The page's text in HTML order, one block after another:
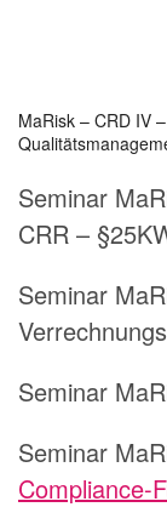
MaRisk – CRD IV
Seminar
CRR –
Seminar
Seminar
Seminar
Compliance-